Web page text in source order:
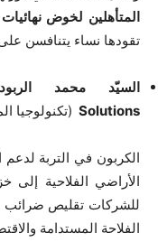
المتأهلين لخوض نهائيات
تقودها نساء يتنافسن
السيّد محمد
Solutions (تكنولوجيا
الكربون في التربة
الأراضي الفلاحية إلى
للشركات تقليص ضرائب
الفلاحة المستدامة